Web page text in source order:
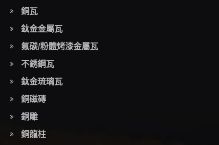
銅瓦
鈦金金屬瓦
氟碳/粉體烤漆金屬瓦
不銹鋼瓦
鈦金琉璃瓦
銅磁磚
銅雕
銅龍柱